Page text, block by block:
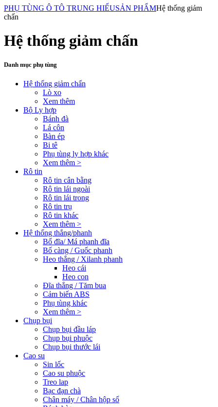
PHỤ TÙNG Ô TÔ TRUNG HIẾUSẢN PHẨMHệ thống giảm
chấn
Hệ thống giảm chấn
Danh mục phụ tùng
Hệ thống giảm chấn
Lò xo
Xem thêm
Bộ Ly hợp
Bánh đà
Lá côn
Bàn ép
Bi tê
Phụ tùng ly hợp khác
Xem thêm >
Rô tin
Rô tin cân bằng
Rô tin lái ngoài
Rô tin lái trong
Rô tin trụ
Rô tin khác
Xem thêm >
Hệ thống thắng/phanh
Bố đĩa/ Má phanh đĩa
Bố càng / Guốc phanh
Heo thắng / Xilanh phanh
Heo cái
Heo con
Đĩa thắng / Tăm bua
Cảm biến ABS
Phụ tùng khác
Xem thêm >
Chụp bụi
Chụp bụi đầu láp
Chụp bụi phuộc
Chụp bụi thước lái
Cao su
Sin lốc
Cao su phuộc
Treo lap
Bạc đạn chà
Chân máy / Chân hộp số